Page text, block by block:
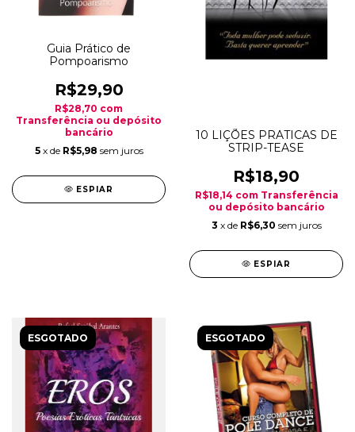
Guia Prático de
Pompoarismo
R$29,90
R$28,70 com
Transferência ou depósito
bancário
5 x de R$5,98 sem juros
ESPIAR
10 LIÇÕES PRATICAS DE
STRIP-TEASE
R$18,90
R$18,14 com Transferência
ou depósito bancário
3 x de R$6,30 sem juros
ESPIAR
ESGOTADO ESGOTADO